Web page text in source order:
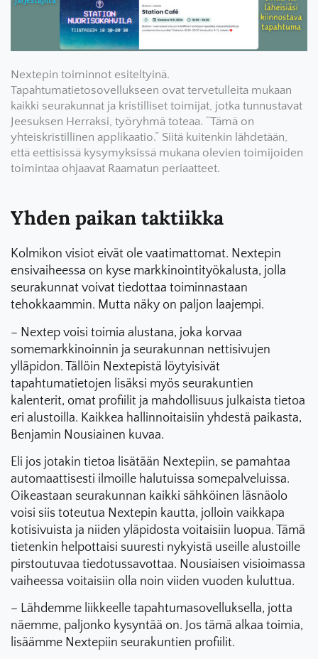
Nextepin toiminnot esiteltyinä.
Tapahtumatietosovellukseen ovat tervetulleita mukaan
kaikki seurakunnat ja kristilliset toimijat, jotka tunnustavat
Jeesuksen Herraksi, työryhmä toteaa. ”Tämä on
yhteiskristillinen applikaatio.” Siitä kuitenkin lähdetään,
että eettisissä kysymyksissä mukana olevien toimijoiden
toimintaa ohjaavat Raamatun periaatteet.
Yhden paikan taktiikka
Kolmikon visiot eivät ole vaatimattomat. Nextepin
ensivaiheessa on kyse markkinointityökalusta, jolla
seurakunnat voivat tiedottaa toiminnastaan
tehokkaammin. Mutta näky on paljon laajempi.
– Nextep voisi toimia alustana, joka korvaa
somemarkkinoinnin ja seurakunnan nettisivujen
ylläpidon. Tällöin Nextepistä löytyisivät
tapahtumatietojen lisäksi myös seurakuntien
kalenterit, omat profiilit ja mahdollisuus julkaista tietoa
eri alustoilla. Kaikkea hallinnoitaisiin yhdestä paikasta,
Benjamin Nousiainen kuvaa.
Eli jos jotakin tietoa lisätään Nextepiin, se pamahtaa
automaattisesti ilmoille halutuissa somepalveluissa.
Oikeastaan seurakunnan kaikki sähköinen läsnäolo
voisi siis toteutua Nextepin kautta, jolloin vaikkapa
kotisivuista ja niiden yläpidosta voitaisiin luopua. Tämä
tietenkin helpottaisi suuresti nykyistä useille alustoille
pirstoutuvaa tiedotussavottaa. Nousiaisen visioimassa
vaiheessa voitaisiin olla noin viiden vuoden kuluttua.
– Lähdemme liikkeelle tapahtumasovelluksella, jotta
näemme, paljonko kysyntää on. Jos tämä alkaa toimia,
lisäämme Nextepiin seurakuntien profiilit.